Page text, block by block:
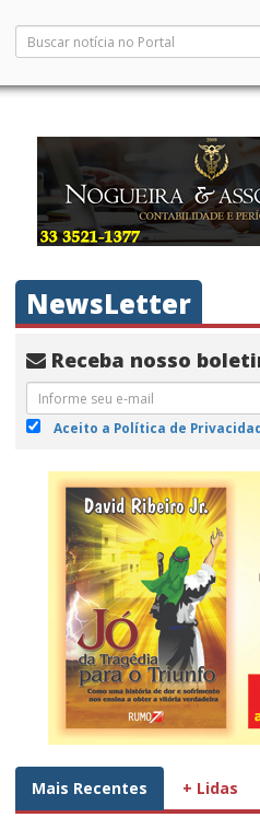
NewsLetter
Receba nosso
Aceito a Política de
Mais Recentes + Lidas